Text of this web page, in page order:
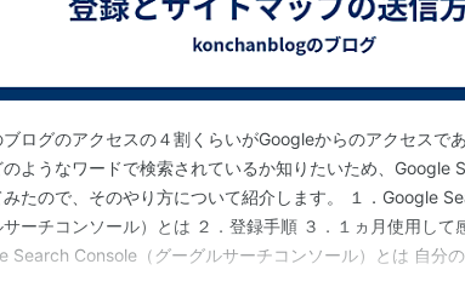
ブログのアクセスの４割くらいがGoogleからのアクセスで
のようなワードで検索されているか知りたいため、Google
たので、そのやり方について紹介します。 １．Google
サーチコンソール）とは ２．登録手順 ３．１ヵ月使用して
Search Console（グーグルサーチコンソール）とは 自分